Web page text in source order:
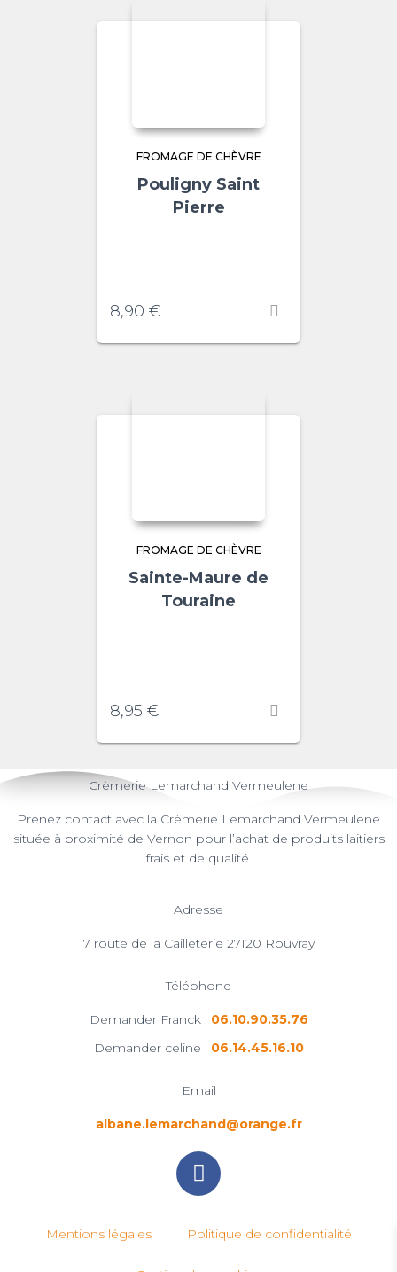
FROMAGE DE CHÈVRE
Pouligny Saint
Pierre
8,90 €
FROMAGE DE CHÈVRE
Sainte-Maure de
Touraine
8,95 €
Crèmerie Lemarchand Vermeulene
Prenez contact avec la Crèmerie Lemarchand Vermeulene
située à proximité de Vernon pour l’achat de produits laitiers
frais et de qualité.
Adresse
7 route de la Cailleterie 27120 Rouvray
Téléphone
Demander Franck : 06.10.90.35.76
Demander celine : 06.14.45.16.10
Email
albane.lemarchand@orange.fr
Mentions légales Politique de confidentialité